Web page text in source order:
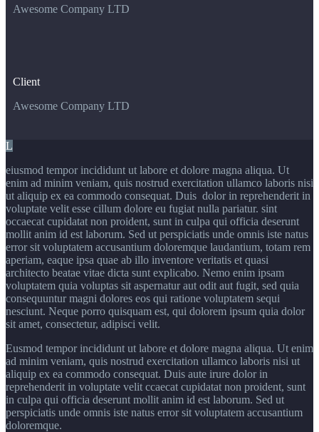
Awesome Company LTD
Client
Awesome Company LTD
L
eiusmod tempor incididunt ut labore et dolore magna aliqua. Ut
enim ad minim veniam, quis nostrud exercitation ullamco laboris nisi
ut aliquip ex ea commodo consequat. Duis dolor in reprehenderit in
voluptate velit esse cillum dolore eu fugiat nulla pariatur. sint
occaecat cupidatat non proident, sunt in culpa qui officia deserunt
mollit anim id est laborum. Sed ut perspiciatis unde omnis iste natus
error sit voluptatem accusantium doloremque laudantium, totam rem
aperiam, eaque ipsa quae ab illo inventore veritatis et quasi
architecto beatae vitae dicta sunt explicabo. Nemo enim ipsam
voluptatem quia voluptas sit aspernatur aut odit aut fugit, sed quia
consequuntur magni dolores eos qui ratione voluptatem sequi
nesciunt. Neque porro quisquam est, qui dolorem ipsum quia dolor
sit amet, consectetur, adipisci velit.
Eusmod tempor incididunt ut labore et dolore magna aliqua. Ut enim
ad minim veniam, quis nostrud exercitation ullamco laboris nisi ut
aliquip ex ea commodo consequat. Duis aute irure dolor in
reprehenderit in voluptate velit ccaecat cupidatat non proident, sunt
in culpa qui officia deserunt mollit anim id est laborum. Sed ut
perspiciatis unde omnis iste natus error sit voluptatem accusantium
doloremque.